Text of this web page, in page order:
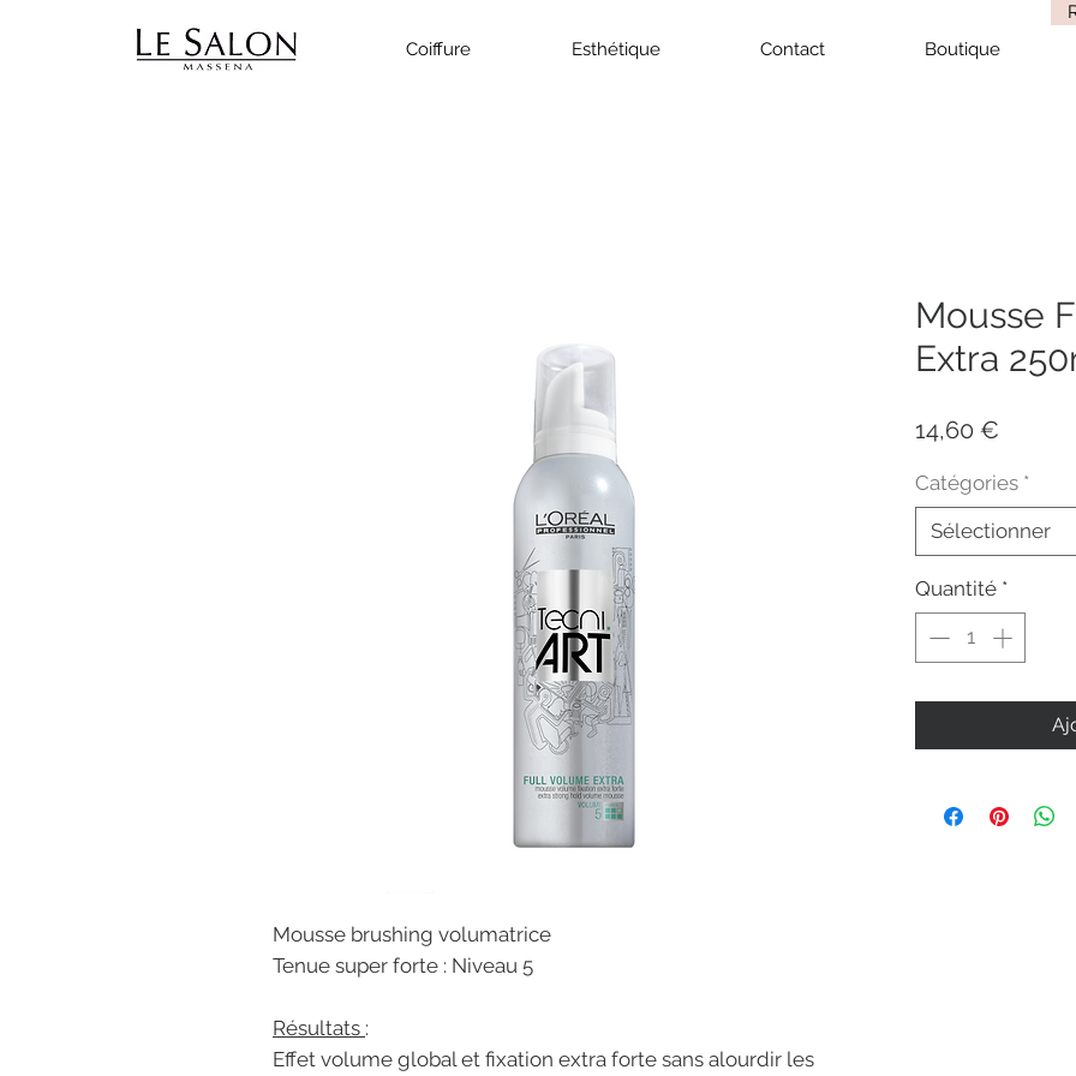
Coiffure
Esthétique Contact Boutique
Mousse brushing volumatrice
Tenue super forte : Niveau 5
Résultats :
Effet volume global et fixation extra forte sans alourdir les
Mousse
Extra
14,60 €
Catégories *
Sélectionner
Quantité *